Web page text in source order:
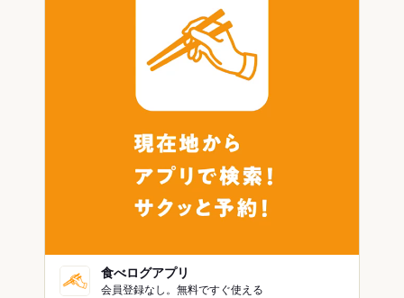
食べログアプリ
会員登録なし。無料ですぐ使える